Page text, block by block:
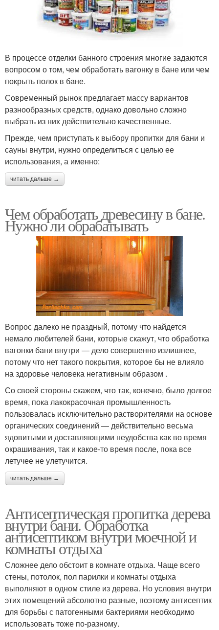
В процессе отделки банного строения многие задаются
вопросом о том, чем обработать вагонку в бане или чем
покрыть полок в бане.
Современный рынок предлагает массу вариантов
разнообразных средств, однако довольно сложно
выбрать из них действительно качественные.
Прежде, чем приступать к выбору пропитки для бани и
сауны внутри, нужно определиться с целью ее
использования, а именно:
читать дальше →
Чем обработать древесину в бане.
Нужно ли обрабатывать
Вопрос далеко не праздный, потому что найдется
немало любителей бани, которые скажут, что обработка
вагонки бани внутри — дело совершенно излишнее,
потому что нет такого покрытия, которое бы не влияло
на здоровье человека негативным образом .
Со своей стороны скажем, что так, конечно, было долгое
время, пока лакокрасочная промышленность
пользовалась исключительно растворителями на основе
органических соединений — действительно весьма
ядовитыми и доставляющими неудобства как во время
окрашивания, так и какое-то время после, пока все
летучее не улетучится.
читать дальше →
Антисептическая пропитка дерева
внутри бани. Обработка
антисептиком внутри моечной и
комнаты отдыха
Сложнее дело обстоит в комнате отдыха. Чаще всего
стены, потолок, пол парилки и комнаты отдыха
выполняют в одном стиле из дерева. Но условия внутри
этих помещений абсолютно разные, поэтому антисептик
для борьбы с патогенными бактериями необходимо
использовать тоже по-разному.